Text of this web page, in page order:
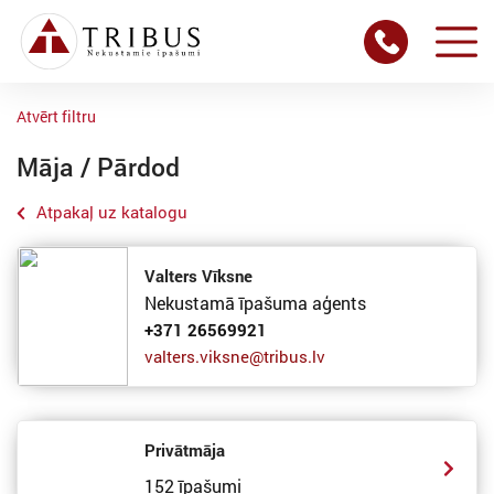
Atvērt filtru
Māja / Pārdod
Atpakaļ uz katalogu
Valters Vīksne
Nekustamā īpašuma aģents
+371 26569921
valters.viksne@tribus.lv
Privātmāja
152 īpašumi